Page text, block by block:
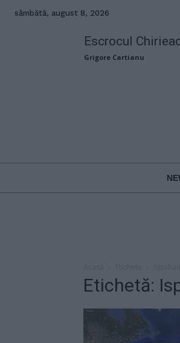
sâmbătă, august 8, 2026
Escrocul
Grigore Cartianu
Etichetă: